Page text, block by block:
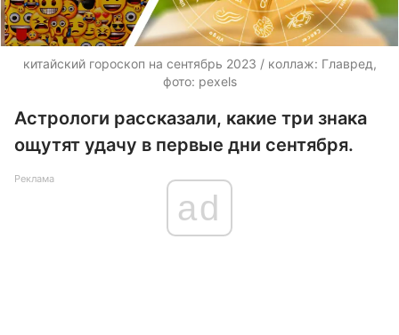
китайский гороскоп на сентябрь 2023 / коллаж: Главред,
фото: pexels
Астрологи рассказали, какие три знака
ощутят удачу в первые дни сентября.
Реклама
ad